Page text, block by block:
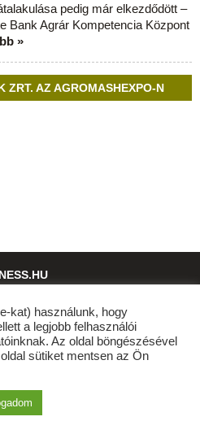
pedig már elkezdődött –
Bank Agrár Kompetencia Központ
»
ZRT. AZ AGROMASHEXPO-N
agribusiness.hu
kat) használunk, hogy
a legjobb felhasználói
Az oldal böngészésével
sütiket mentsen az Ön